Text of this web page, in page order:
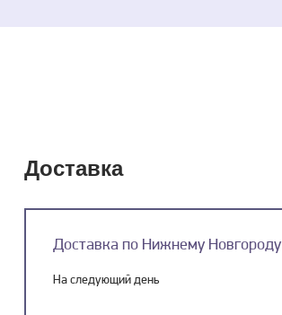
Доставка
Доставка по Нижнему Новгороду
На следующий день